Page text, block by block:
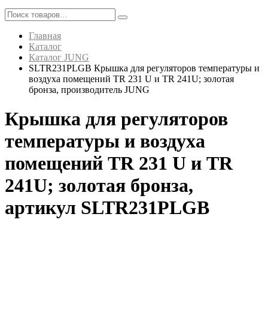
Главная
Каталог
Каталог JUNG
SLTR231PLGB Крышка для регуляторов температуры и
воздуха помещений TR 231 U и TR 241U; золотая
бронза, производитель JUNG
Крышка для регуляторов
температуры и воздуха
помещений TR 231 U и TR
241U; золотая бронза,
артикул SLTR231PLGB